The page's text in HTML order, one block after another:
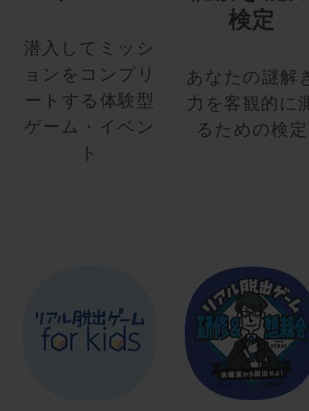
潜入してミッシ
ョンをコンプリ
ートする体験型
ゲーム・イベン
ト
検定
あなたの謎解
力を客観的に
るための検定